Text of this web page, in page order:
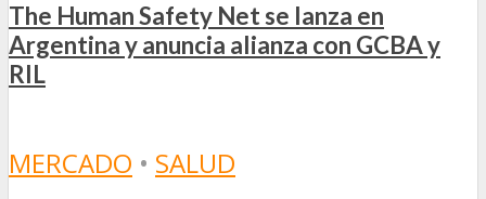
The Human Safety Net se lanza en
Argentina y anuncia alianza con GCBA y
RIL
MERCADO • SALUD